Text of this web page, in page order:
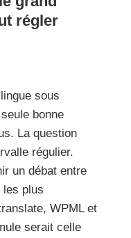
régler
sous
bonne
La question
régulier.
un débat entre
les plus
WPML et
serait celle